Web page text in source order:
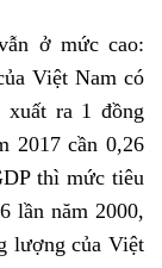
ở mức cao:
Việt Nam có
xuất ra 1 đồng
2017 cần 0,26
thì mức tiêu
lần năm 2000,
lượng của Việt